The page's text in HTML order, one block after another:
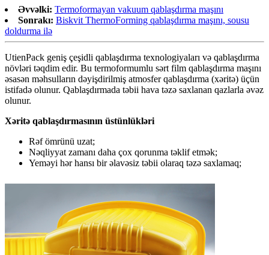
Əvvəlki: Termoformayan vakuum qablaşdırma maşını
Sonrakı: Biskvit ThermoForming qablaşdırma maşını, sousu
doldurma ilə
UtienPack geniş çeşidli qablaşdırma texnologiyaları və qablaşdırma
növləri təqdim edir. Bu termoformumlu sərt film qablaşdırma maşını
əsasən məhsulların dəyişdirilmiş atmosfer qablaşdırma (xəritə) üçün
istifadə olunur. Qablaşdırmada təbii hava təzə saxlanan qazlarla əvəz
olunur.
Xəritə qablaşdırmasının üstünlükləri
Rəf ömrünü uzat;
Nəqliyyat zamanı daha çox qorunma təklif etmək;
Yeməyi hər hansı bir əlavəsiz təbii olaraq təzə saxlamaq;